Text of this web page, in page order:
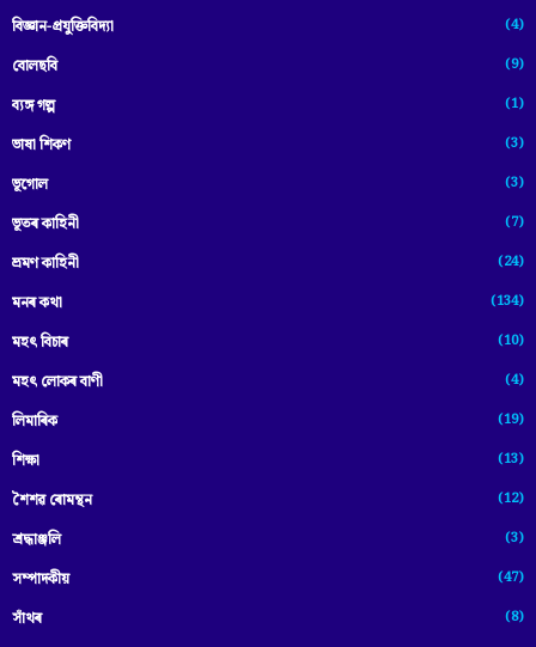
বিজ্ঞান-প্ৰযুক্তিবিদ্যা (4)
বোলছবি (9)
ব্যঙ্গ গল্প (1)
ভাষা শিকণ (3)
ভূগোল (3)
ভূতৰ কাহিনী (7)
ভ্ৰমণ কাহিনী (24)
মনৰ কথা (134)
মহৎ বিচাৰ (10)
মহৎ লোকৰ বাণী (4)
লিমাৰিক (19)
শিক্ষা (13)
শৈশৱ ৰোমন্থন (12)
শ্ৰদ্ধাঞ্জলি (3)
সম্পাদকীয় (47)
সাঁথৰ (8)